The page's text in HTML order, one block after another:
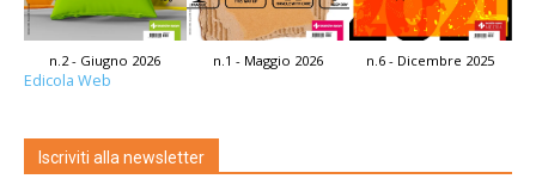
n.2 - Giugno 2026 n.1 - Maggio 2026 n.6 - Dicembre 2025
Edicola Web
Iscriviti alla newsletter